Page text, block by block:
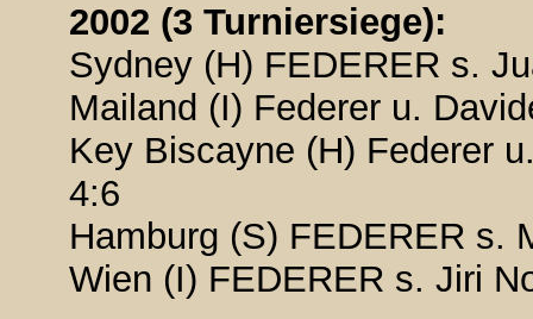
2002 (3 Turniersiege):
Sydney (H) FEDERER s.
Mailand (I) Federer u.
Key Biscayne (H) Federer
4:6
Hamburg (S) FEDERER s.
Wien (I) FEDERER s. Jiri